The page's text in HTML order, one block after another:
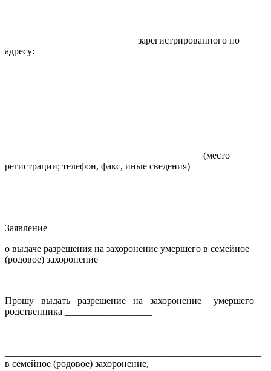
зарегистрированного по
адресу:
(место
регистрации; телефон, факс, иные сведения)
Заявление
о выдаче разрешения на захоронение умершего в семейное
(родовое) захоронение
Прошу выдать разрешение на захоронение умершего
родственника __________________
в семейное (родовое) захоронение,